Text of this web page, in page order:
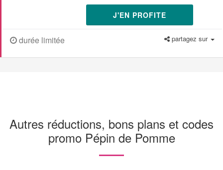
J'EN PROFITE
durée limitée partagez sur
Autres réductions, bons plans et codes
promo Pépin de Pomme